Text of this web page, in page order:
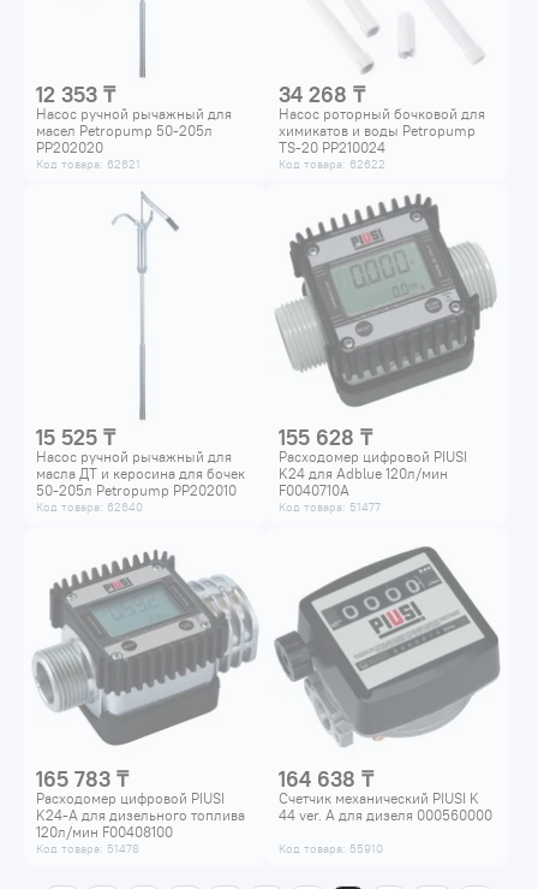
12 353 ₸
Насос ручной рычажный для
масел Petropump 50-205л
PP202020
Код товара: 62621
34 268 ₸
Насос роторный бочковой для
химикатов и воды Petropump
TS-20 PP210024
Код товара: 62622
15 525 ₸
Насос ручной рычажный для
масла ДТ и керосина для бочек
50-205л Petropump PP202010
Код товара: 62640
155 628 ₸
Расходомер цифровой PIUSI
K24 для Adblue 120л/мин
F0040710A
Код товара: 51477
165 783 ₸
Расходомер цифровой PIUSI
K24-A для дизельного топлива
120л/мин F00408100
Код товара: 51478
164 638 ₸
Счетчик механический PIUSI K
44 ver. A для дизеля 000560000
Код товара: 55910